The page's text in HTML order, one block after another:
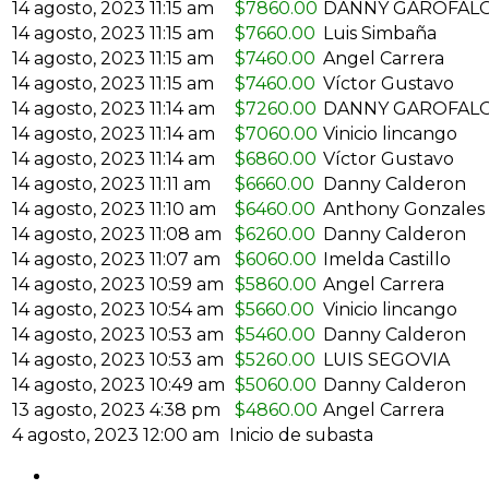
14 agosto, 2023 11:15 am $7860.00 DANNY
14 agosto, 2023 11:15 am
$7660.00 Luis Simbaña
14 agosto, 2023 11:15 am
$7460.00 Angel Carrera
14 agosto, 2023 11:15 am
$7460.00 Víctor Gustavo
14 agosto, 2023 11:14 am
$7260.00 DANNY
14 agosto, 2023 11:14 am
$7060.00 Vinicio lincango
14 agosto, 2023 11:14 am
$6860.00 Víctor Gustavo
14 agosto, 2023 11:11 am
$6660.00 Danny Calderon
14 agosto, 2023 11:10 am
$6460.00 Anthony Gonzales
14 agosto, 2023 11:08 am
$6260.00 Danny Calderon
14 agosto, 2023 11:07 am
$6060.00 Imelda Castillo
14 agosto, 2023 10:59 am $5860.00 Angel Carrera
14 agosto, 2023 10:54 am $5660.00 Vinicio lincango
14 agosto, 2023 10:53 am $5460.00 Danny Calderon
14 agosto, 2023 10:53 am $5260.00 LUIS SEGOVIA
14 agosto, 2023 10:49 am $5060.00 Danny Calderon
13 agosto, 2023 4:38 pm
$4860.00 Angel Carrera
4 agosto, 2023 12:00 am Inicio de subasta